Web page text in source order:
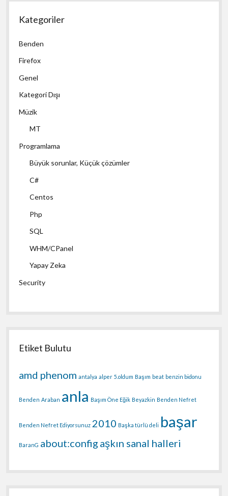
Kategoriler
Benden
Firefox
Genel
Kategori Dışı
Müzik
MT
Programlama
Büyük sorunlar, Küçük çözümler
C#
Centos
Php
SQL
WHM/CPanel
Yapay Zeka
Security
Etiket Bulutu
amd phenom antalya alper 5.oldum Başım beat benzin bidonu
Benden Araban anla Başım Öne Eğik Beyazkin Benden Nefret
Benden Nefret Ediyorsunuz 2010 Başka türlü deli başar
BaranG about:config aşkın sanal halleri